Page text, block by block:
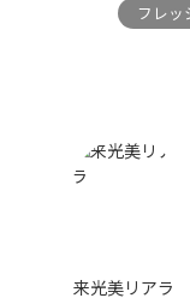
フレッ
来光美リアラ